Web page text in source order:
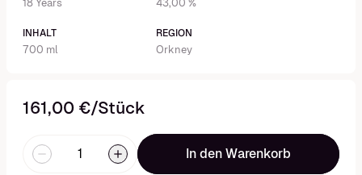
18 Years 43,00 %
INHALT
700 ml
REGION
Orkney
161,00 €/Stück
In den Warenkorb